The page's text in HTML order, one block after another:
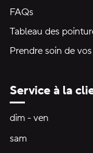
FAQs
Tableau des
Prendre soin de
Service à la
Heures d'ouverture:
dim - ven
sam